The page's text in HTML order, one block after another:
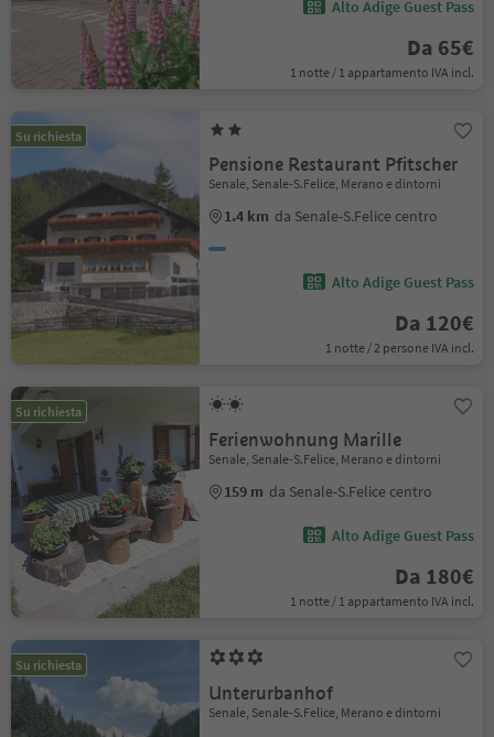
Alto Adige Guest Pass
Da 65€
1 notte / 1 appartamento IVA incl.
Su richiesta
Pensione Restaurant Pfitscher
Senale, Senale-S.Felice, Merano e dintorni
1.4 km da Senale-S.Felice centro
Alto Adige Guest Pass
Da 120€
1 notte / 2 persone IVA incl.
Su richiesta
Ferienwohnung Marille
Senale, Senale-S.Felice, Merano e dintorni
159 m da Senale-S.Felice centro
Alto Adige Guest Pass
Da 180€
1 notte / 1 appartamento IVA incl.
Su richiesta
Unterurbanhof
Senale, Senale-S.Felice, Merano e dintorni